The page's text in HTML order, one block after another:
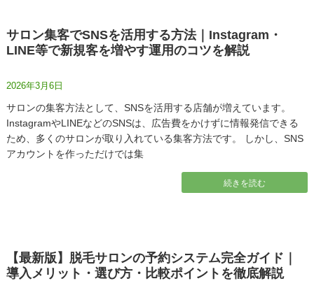
サロン集客でSNSを活用する方法｜Instagram・
LINE等で新規客を増やす運用のコツを解説
2026年3月6日
サロンの集客方法として、SNSを活用する店舗が増えています。
InstagramやLINEなどのSNSは、広告費をかけずに情報発信できる
ため、多くのサロンが取り入れている集客方法です。 しかし、SNS
アカウントを作っただけでは集
続きを読む
【最新版】脱毛サロンの予約システム完全ガイド｜
導入メリット・選び方・比較ポイントを徹底解説